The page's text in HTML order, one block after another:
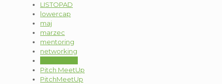
LISTOPAD
lowercap
maj
marzec
mentoring
networking
Pitch MeetUp
PitchMeetUp